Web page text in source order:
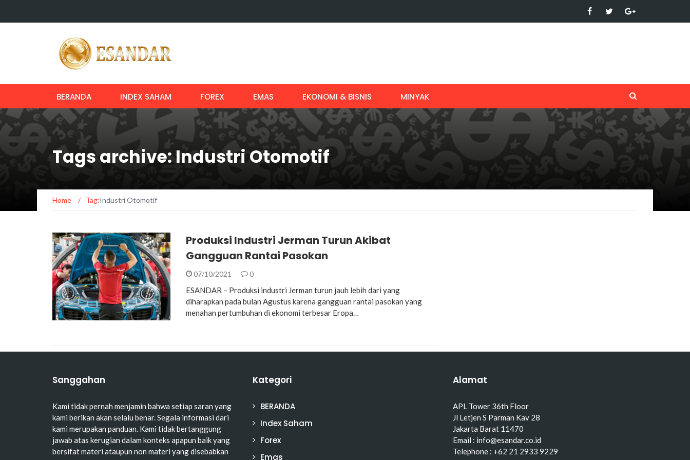
BERANDA INDEX SAHAM FOREX EMAS EKONOMI & BISNIS MINYAK
Tags archive: Industri Otomotif
Home / Tag:Industri Otomotif
Produksi Industri Jerman Turun Akibat
Gangguan Rantai Pasokan
07/10/2021 0
ESANDAR – Produksi industri Jerman turun jauh lebih dari yang
diharapkan pada bulan Agustus karena gangguan rantai pasokan yang
menahan pertumbuhan di ekonomi terbesar Eropa…
Sanggahan
Kami tidak pernah menjamin bahwa setiap saran yang
kami berikan akan selalu benar. Segala informasi dari
kami merupakan panduan. Kami tidak bertanggung
jawab atas kerugian dalam konteks apapun baik yang
bersifat materi ataupun non materi yang disebabkan
Kategori
BERANDA
Index Saham
Forex
Emas
Alamat
APL Tower 36th Floor
Jl Letjen S Parman Kav 28
Jakarta Barat 11470
Email : info@esandar.co.id
Telephone : +62 21 2933 9229